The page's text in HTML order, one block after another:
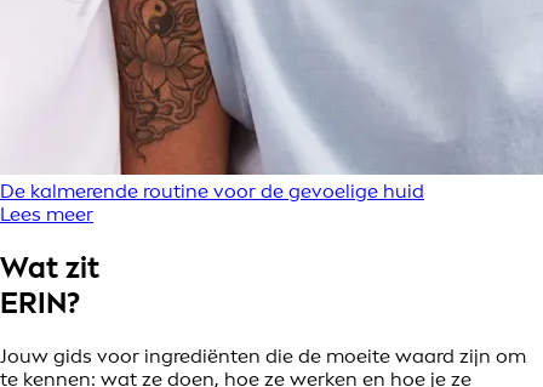
De kalmerende routine voor de gevoelige huid
Lees meer
Wat zit
ERIN?
Jouw gids voor ingrediënten die de moeite waard zijn om
te kennen: wat ze doen, hoe ze werken en hoe je ze